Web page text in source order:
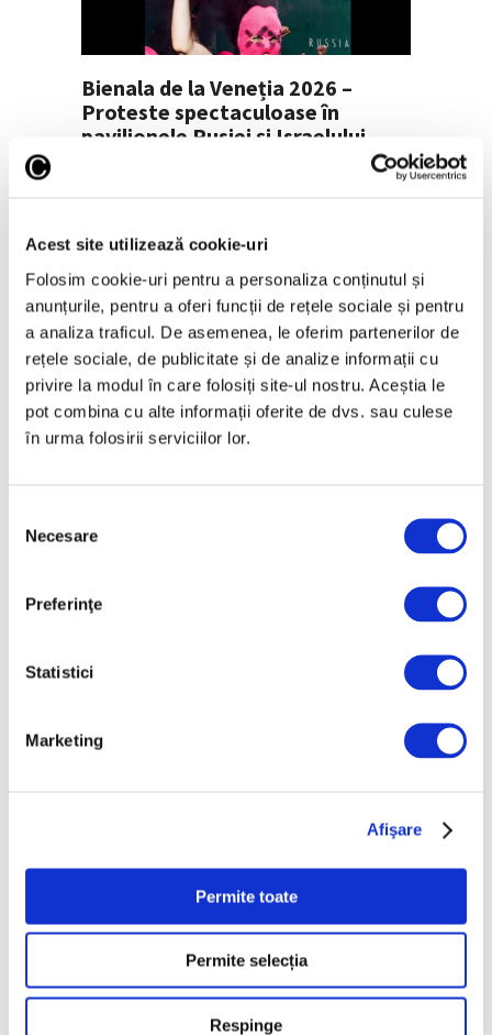
Acest site utilizează cookie-uri
Folosim cookie-uri pentru a personaliza conținutul și
anunțurile, pentru a oferi funcții de rețele sociale și pentru
a analiza traficul. De asemenea, le oferim partenerilor de
rețele sociale, de publicitate și de analize informații cu
privire la modul în care folosiți site-ul nostru. Aceștia le
pot combina cu alte informații oferite de dvs. sau culese
în urma folosirii serviciilor lor.
consimțământului
Necesare
Preferinţe
Statistici
Marketing
Afişare
Permite toate
Permite selecția
Respinge
Bienala de la Veneția 2026 –
Proteste spectaculoase în
pavilionele Rusiei și Israelului
Articole recente
Operele lui Pollock și
Rothko contribuie la
elucidarea unui mister
științific vechi de zeci de
ani
artiști, în anuala de artă
Societate
Urmăreşte-ne pe